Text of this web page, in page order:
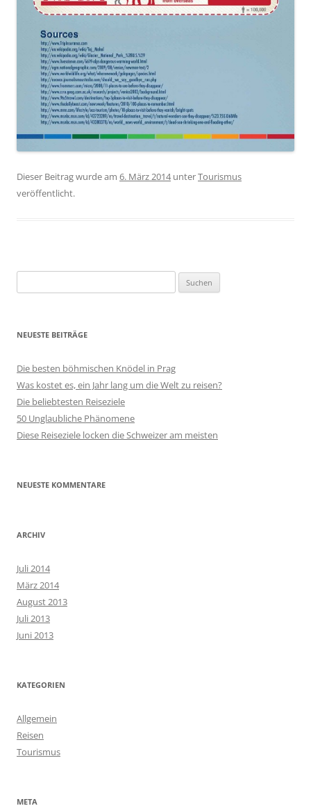
Dieser Beitrag wurde am 6. März 2014unterTourismus
veröffentlicht.
nach:
NEUESTE BEITRÄGE
Die besten böhmischen Knödel in Prag
Was kostet es, ein Jahr lang um die Welt zu reisen?
Die beliebtesten Reiseziele
50 Unglaubliche Phänomene
Diese Reiseziele locken die Schweizer am meisten
NEUESTE KOMMENTARE
ARCHIV
Juli 2014
März 2014
August 2013
Juli 2013
Juni 2013
KATEGORIEN
Allgemein
Reisen
Tourismus
META